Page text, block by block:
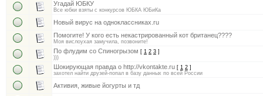
Угадай ЮБКУ
Все юбки взяты с конкурсов ЮБКА ЮБиКа
Новый вирус на одноклассниках.ru
Помогите! У кого есть некастрированный кот британец????
Моя вислоухая замучила, позвоните!
По флудим со Спиногрызом [ 1 2 3 ]
)))
Шокирующая правда о http://vkontakte.ru [ 1 2 ]
захотел найти друзей-попал в базу данных по всей России
Активия, живые йогурты и тд